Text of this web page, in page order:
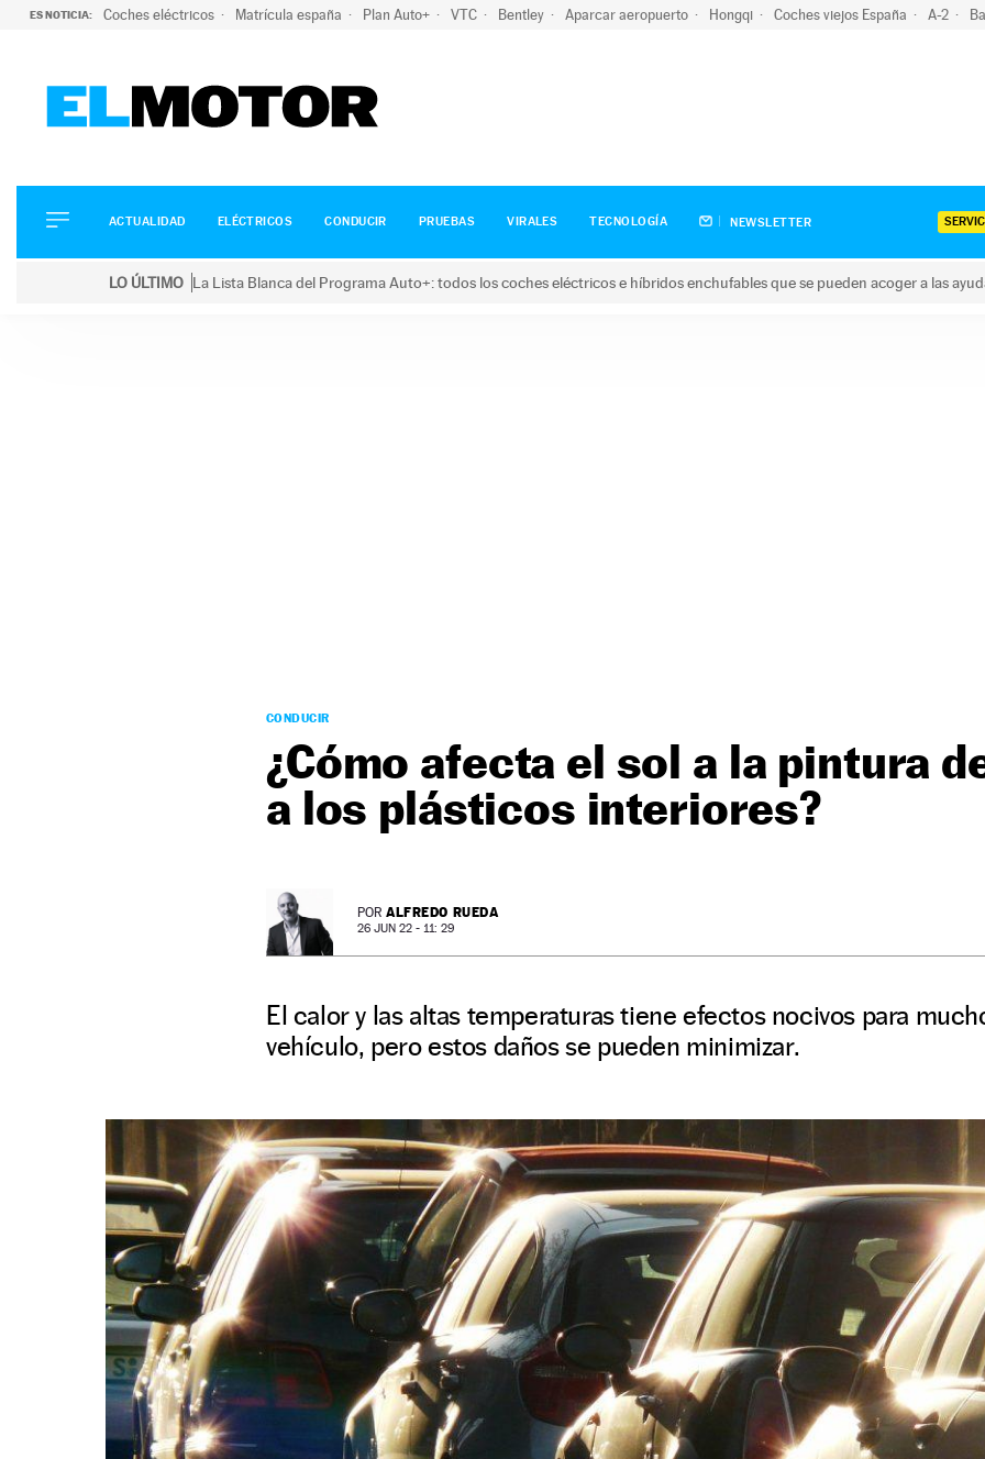
ES NOTICIA: Coches eléctricos Matrícula españa Plan Auto+ VTC Bentley Aparcar aeropuerto Hongqi Coches viejos España A-2
ELÉCTRICOS
CONDUCIR
ACTUALIDAD ELÉCTRICOS CONDUCIR PRUEBAS VIRALES TECNOLOGÍA NEWSLETTER
LO ÚLTIMO La Lista Blanca del Programa Auto+: todos los coches eléctricos e híbridos enchufables que se pueden acoger a las
CONDUCIR
¿Cómo afecta el sol a la pintura
a los plásticos interiores?
POR ALFREDO RUEDA
26 JUN 22 - 11: 29
El calor y las altas temperaturas tiene efectos nocivos para
vehículo, pero estos daños se pueden minimizar.